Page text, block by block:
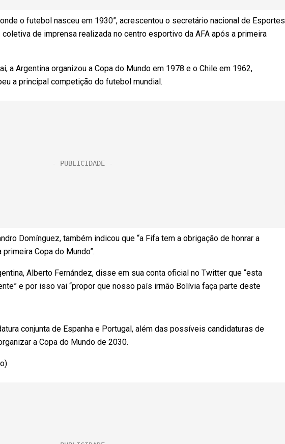
o futebol nasceu em 1930”, acrescentou o secretário nacional de Esportes
coletiva de imprensa realizada no centro esportivo da AFA após a primeira
a Argentina organizou a Copa do Mundo em 1978 e o Chile em 1962,
a principal competição do futebol mundial.
Domínguez, também indicou que “a Fifa tem a obrigação de honrar a
Copa do Mundo”.
Alberto Fernández, disse em sua conta oficial no Twitter que “esta
e por isso vai “propor que nosso país irmão Bolívia faça parte deste
conjunta de Espanha e Portugal, além das possíveis candidaturas de
a Copa do Mundo de 2030.